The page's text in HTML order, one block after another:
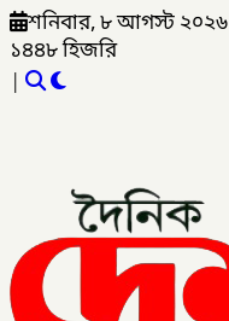
শনিবার, ৮ আগস্ট ২০২৬
১৪৪৮ হিজরি
|